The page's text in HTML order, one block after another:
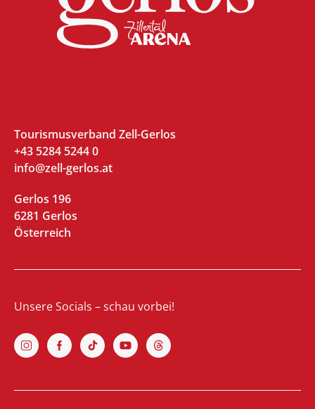
Tourismusverband Zell-Gerlos
+43 5284 5244 0
info@zell-gerlos.at
Gerlos 196
6281 Gerlos
Österreich
Unsere Socials – schau vorbei!